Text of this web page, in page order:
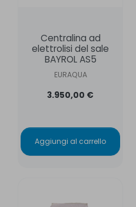
Centralina ad
elettrolisi del sale
BAYROL AS5
EURAQUA
3.950,00 €
Aggiungi al carrello